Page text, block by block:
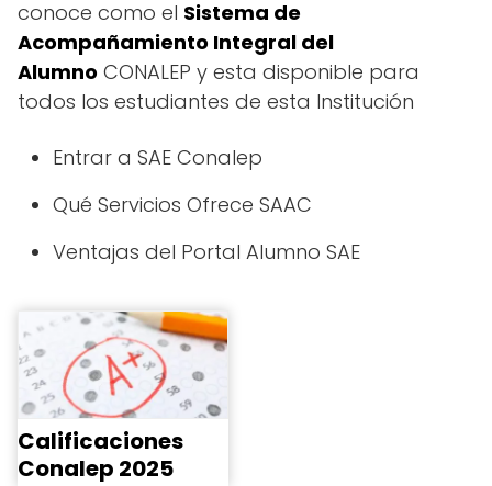
conoce como el Sistema de
Acompañamiento Integral del
Alumno CONALEP y esta disponible para
todos los estudiantes de esta Institución
Entrar a SAE Conalep
Qué Servicios Ofrece SAAC
Ventajas del Portal Alumno SAE
Calificaciones
Conalep 2025